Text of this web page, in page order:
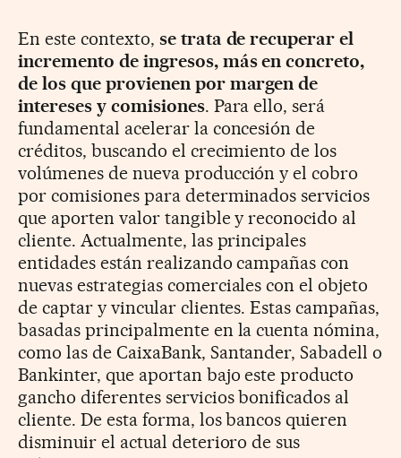
En este contexto, se trata de recuperar el
incremento de ingresos, más en concreto,
de los que provienen por margen de
intereses y comisiones. Para ello, será
fundamental acelerar la concesión de
créditos, buscando el crecimiento de los
volúmenes de nueva producción y el cobro
por comisiones para determinados servicios
que aporten valor tangible y reconocido al
cliente. Actualmente, las principales
entidades están realizando campañas con
nuevas estrategias comerciales con el objeto
de captar y vincular clientes. Estas campañas,
basadas principalmente en la cuenta nómina,
como las de CaixaBank, Santander, Sabadell o
Bankinter, que aportan bajo este producto
gancho diferentes servicios bonificados al
cliente. De esta forma, los bancos quieren
disminuir el actual deterioro de sus